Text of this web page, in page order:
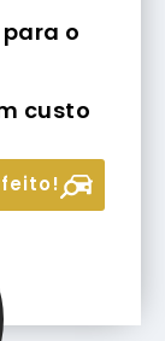
o
custo